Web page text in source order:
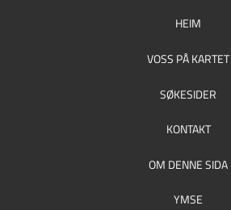
HEIM
VOSS PÅ KARTET
SØKESIDER
KONTAKT
OM DENNE SIDA
YMSE